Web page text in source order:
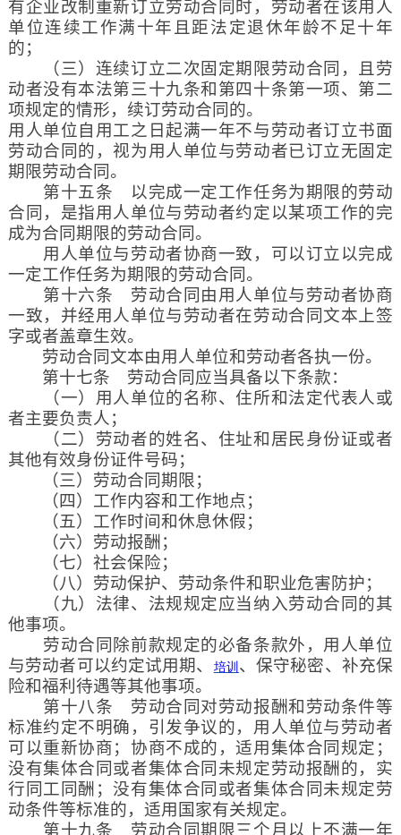
有企业改制重新订立劳动合同时，劳动者在该用人
单位连续工作满十年且距法定退休年龄不足十年
的；
（三）连续订立二次固定期限劳动合同，且劳
动者没有本法第三十九条和第四十条第一项、第二
项规定的情形，续订劳动合同的。
用人单位自用工之日起满一年不与劳动者订立书面
劳动合同的，视为用人单位与劳动者已订立无固定
期限劳动合同。
第十五条 以完成一定工作任务为期限的劳动
合同，是指用人单位与劳动者约定以某项工作的完
成为合同期限的劳动合同。
用人单位与劳动者协商一致，可以订立以完成
一定工作任务为期限的劳动合同。
第十六条 劳动合同由用人单位与劳动者协商
一致，并经用人单位与劳动者在劳动合同文本上签
字或者盖章生效。
劳动合同文本由用人单位和劳动者各执一份。
第十七条 劳动合同应当具备以下条款：
（一）用人单位的名称、住所和法定代表人或
者主要负责人；
（二）劳动者的姓名、住址和居民身份证或者
其他有效身份证件号码；
（三）劳动合同期限；
（四）工作内容和工作地点；
（五）工作时间和休息休假；
（六）劳动报酬；
（七）社会保险；
（八）劳动保护、劳动条件和职业危害防护；
（九）法律、法规规定应当纳入劳动合同的其
他事项。
劳动合同除前款规定的必备条款外，用人单位
与劳动者可以约定试用期、
培训、保守秘密、补充保
险和福利待遇等其他事项。
第十八条 劳动合同对劳动报酬和劳动条件等
标准约定不明确，引发争议的，用人单位与劳动者
可以重新协商；协商不成的，适用集体合同规定；
没有集体合同或者集体合同未规定劳动报酬的，实
行同工同酬；没有集体合同或者集体合同未规定劳
动条件等标准的，适用国家有关规定。
第十九条 劳动合同期限三个月以上不满一年